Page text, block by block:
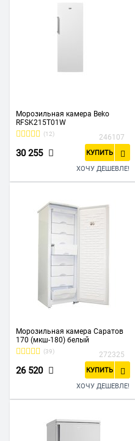
Морозильная камера Beko
RFSK215T01W
(12) 246107
30 255 КУПИТЬ
ХОЧУ ДЕШЕВЛЕ!
Морозильная камера Саратов
170 (мкш-180) белый
(39) 272325
26 520 КУПИТЬ
ХОЧУ ДЕШЕВЛЕ!